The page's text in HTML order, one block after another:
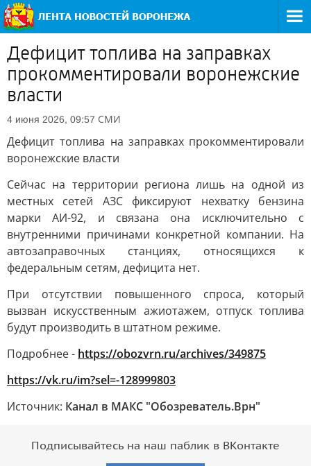
Дефицит топлива на заправках
прокомментировали воронежские
власти
4 июня 2026, 09:57 СМИ
Дефицит топлива на заправках прокомментировали
воронежские власти
Сейчас на территории региона лишь на одной из
местных сетей АЗС фиксируют нехватку бензина
марки АИ-92, и связана она исключительно с
внутренними причинами конкретной компании. На
автозаправочных станциях, относящихся к
федеральным сетям, дефицита нет.
При отсутствии повышенного спроса, который
вызван искусственным ажиотажем, отпуск топлива
будут производить в штатном режиме.
Подробнее - https://obozvrn.ru/archives/349875
https://vk.ru/im?sel=-128999803
Источник: Канал в МАКС "Обозреватель.Врн"
Подписывайтесь на наш паблик в ВКонтакте